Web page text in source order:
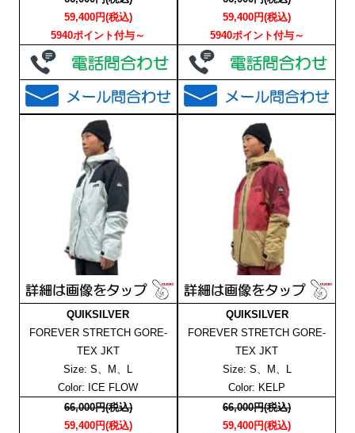
59,400円(税込)
5940ポイント付与～
59,400円(税込)
5940ポイント付与～
QUIKSILVER
FOREVER STRETCH GORE-
TEX JKT
Size: S、M、L
Color: ICE FLOW
66,000円(税込)
59,400円(税込)
QUIKSILVER
FOREVER STRETCH GORE-
TEX JKT
Size: S、M、L
Color: KELP
66,000円(税込)
59,400円(税込)